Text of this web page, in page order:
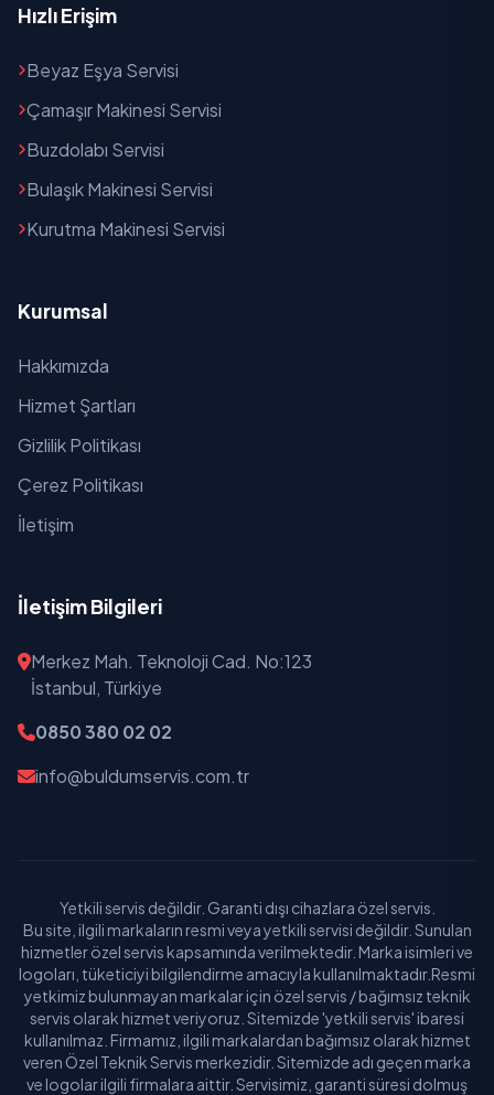
Hızlı Erişim
Beyaz Eşya Servisi
Çamaşır Makinesi Servisi
Buzdolabı Servisi
Bulaşık Makinesi Servisi
Kurutma Makinesi Servisi
Kurumsal
Hakkımızda
Hizmet Şartları
Gizlilik Politikası
Çerez Politikası
İletişim
İletişim Bilgileri
Merkez Mah. Teknoloji Cad. No:123
İstanbul, Türkiye
0850 380 02 02
info@buldumservis.com.tr
Yetkili servis değildir. Garanti dışı cihazlara özel servis.
Bu site, ilgili markaların resmi veya yetkili servisi değildir. Sunulan
hizmetler özel servis kapsamında verilmektedir. Marka isimleri ve
logoları, tüketiciyi bilgilendirme amacıyla kullanılmaktadır.Resmi
yetkimiz bulunmayan markalar için özel servis / bağımsız teknik
servis olarak hizmet veriyoruz. Sitemizde 'yetkili servis' ibaresi
kullanılmaz. Firmamız, ilgili markalardan bağımsız olarak hizmet
veren Özel Teknik Servis merkezidir. Sitemizde adı geçen marka
ve logolar ilgili firmalara aittir. Servisimiz, garanti süresi dolmuş